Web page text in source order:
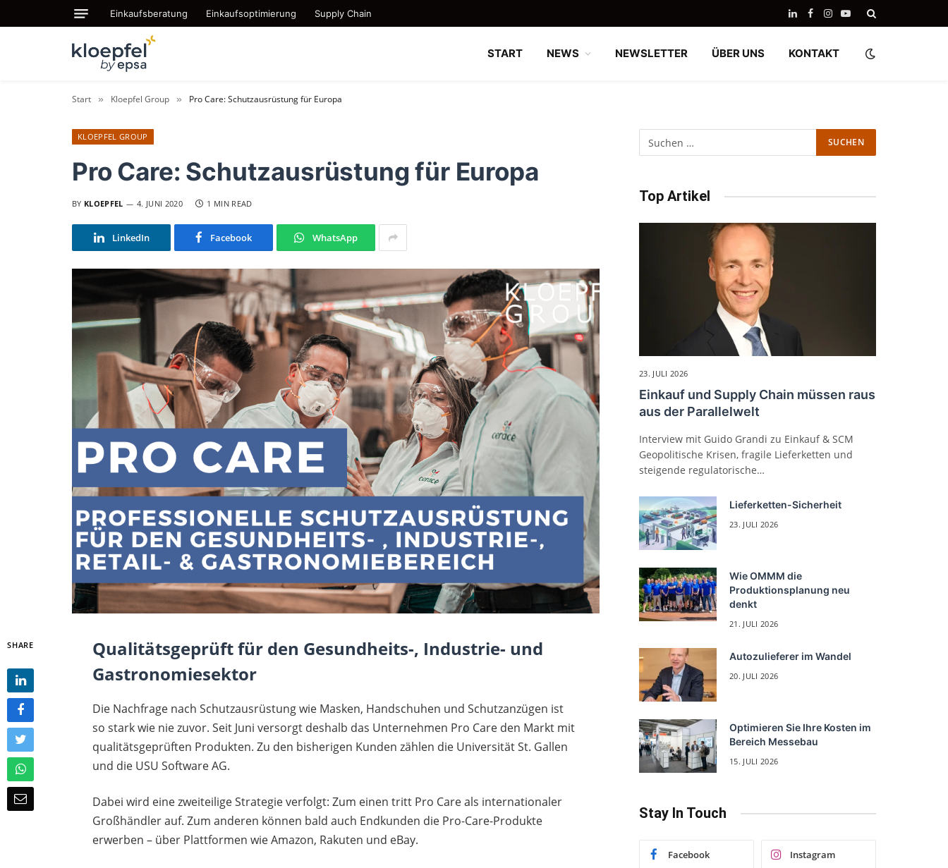
Einkaufsberatung Einkaufsoptimierung Supply Chain LinkedIn
Facebook
Instagram
YouTube
START NEWS NEWSLETTER ÜBER UNS KONTAKT
Start » Kloepfel Group » Pro Care: Schutzausrüstung für Europa
KLOEPFEL GROUP
Pro Care: Schutzausrüstung für Europa
BY KLOEPFEL 4. JUNI 2020 1 MIN READ
LinkedIn Facebook WhatsApp
SHARE
Qualitätsgeprüft für den Gesundheits-, Industrie- und
Gastronomiesektor
Die Nachfrage nach Schutzausrüstung wie Masken, Handschuhen und Schutzanzügen ist
so stark wie nie zuvor. Seit Juni versorgt deshalb das Unternehmen Pro Care den Markt mit
qualitätsgeprüften Produkten. Zu den bisherigen Kunden zählen die Universität St. Gallen
und die USU Software AG.
Dabei wird eine zweiteilige Strategie verfolgt: Zum einen tritt Pro Care als internationaler
Großhändler auf. Zum anderen können bald auch Endkunden die Pro-Care-Produkte
erwerben – über Plattformen wie Amazon, Rakuten und eBay.
Top Artikel
23. JULI 2026
Einkauf und Supply Chain müssen raus
aus der Parallelwelt
Interview mit Guido Grandi zu Einkauf & SCM
Geopolitische Krisen, fragile Lieferketten und
steigende regulatorische…
Lieferketten-Sicherheit
23. JULI 2026
Wie OMMM die
Produktionsplanung neu
denkt
21. JULI 2026
Autozulieferer im Wandel
20. JULI 2026
Optimieren Sie Ihre Kosten im
Bereich Messebau
15. JULI 2026
Stay In Touch
Facebook Instagram